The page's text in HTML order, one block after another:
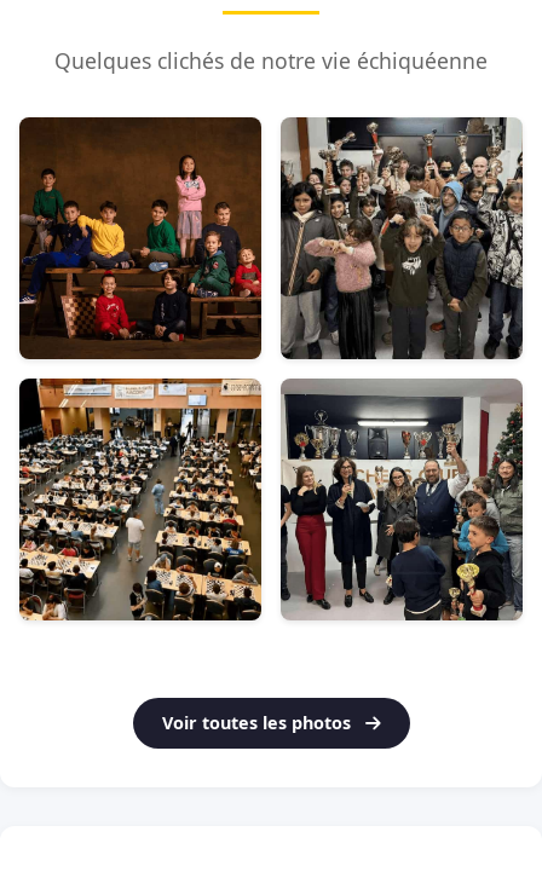
Quelques clichés de notre vie échiquéenne
Voir toutes les photos